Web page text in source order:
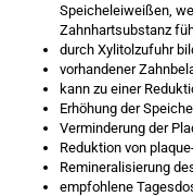
Speicheleiweißen,
Zahnhartsubstanz
durch Xylitolzufuhr
vorhandener
kann zu einer
Erhöhung der
Verminderung der
Reduktion von
Remineralisierung
empfohlene